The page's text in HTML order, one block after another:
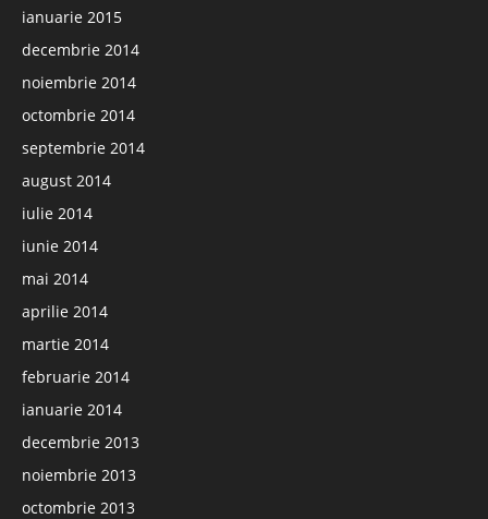
ianuarie 2015
decembrie 2014
noiembrie 2014
octombrie 2014
septembrie 2014
august 2014
iulie 2014
iunie 2014
mai 2014
aprilie 2014
martie 2014
februarie 2014
ianuarie 2014
decembrie 2013
noiembrie 2013
octombrie 2013